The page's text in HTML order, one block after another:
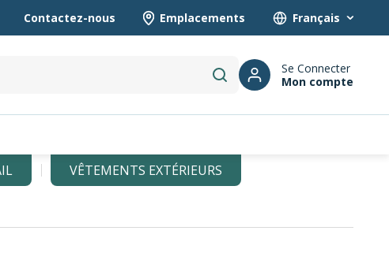
Contactez-nous Emplacements Language
submit search
Se Connecter
Mon compte
VÊTEMENTS EXTÉRIEURS